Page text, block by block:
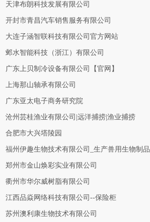
天津布朗科技发展有限公司
开封市青昌汽车销售服务有限公司
大连子涵智联科技有限公司官方网站
邺水智能科技（浙江）有限公司
广东上贝制冷设备有限公司【官网】
上海那山轴承有限公司
广东亚太电子商务研究院
沧州芸桂渔业有限公司|远洋捕捞|渔业捕捞
合肥市大兴塔陵园
福州伊趣生物技术有限公司_生产兽用生物制品
郑州市金山焕彩实业有限公司
衢州市华尔威树脂有限公司
江西品焱网络科技有限公司--保险柜
苏州澳利康生物技术有限公司